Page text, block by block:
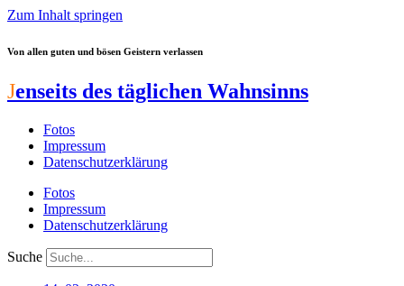
Zum Inhalt springen
Von allen guten und bösen Geistern verlassen
Jenseits des täglichen Wahnsinns
Fotos
Impressum
Datenschutzerklärung
Fotos
Impressum
Datenschutzerklärung
Suche